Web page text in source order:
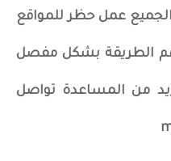
الجميع عمل حظر للمواقع
الطريقة بشكل مفصل
من المساعدة تواصل